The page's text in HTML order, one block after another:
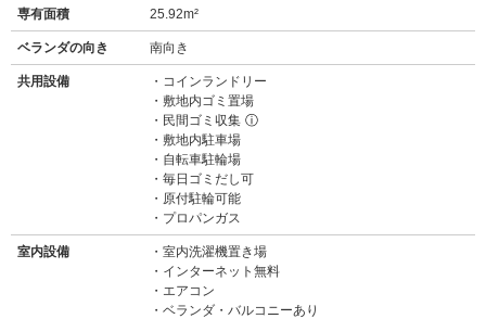
専有面積 25.92m²
ベランダの向き 南向き
共用設備
コインランドリー
敷地内ゴミ置場
民間ゴミ収集 ⓘ
敷地内駐車場
自転車駐輪場
毎日ゴミだし可
原付駐輪可能
プロパンガス
室内設備
室内洗濯機置き場
インターネット無料
エアコン
ベランダ・バルコニーあり